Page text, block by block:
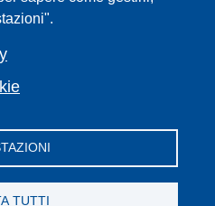
TUTTI
InstagramLinkedInTelegram
Flickr